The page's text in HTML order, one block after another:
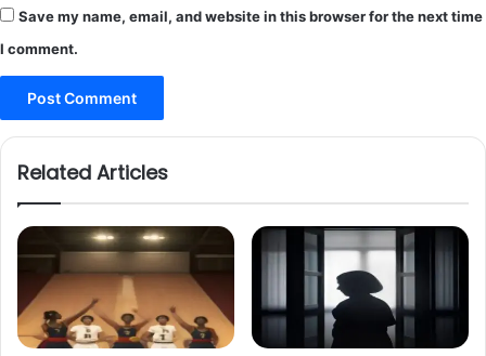
Save my name, email, and website in this browser for the next time
I comment.
Related Articles